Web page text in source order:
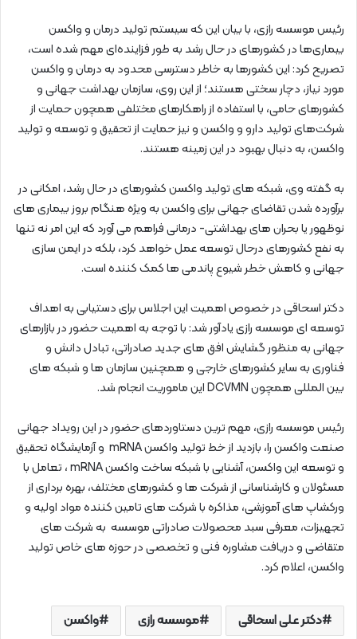
رئیس موسسه رازی، با بیان این که سیستم تولید درمان و واکسن‌
بیماری‌ها در کشور‌های در حال رشد به طور فزاینده‌ای مهم شده است،
تصریح کرد: این کشور‌ها به خاطر دسترسی محدود به درمان و واکسن
مورد نیاز، دچار سختی هستند؛ از این روی، سازمان بهداشت جهانی و
کشور‌های حامی، با استفاده از راهکار‌های مختلفی همچون حمایت از
شرکت‌های تولید دارو و واکسن و نیز حمایت از تحقیق و توسعه و تولید
واکسن،‌ به دنبال بهبود در این زمینه هستند.
به گفته وی، شبکه های تولید واکسن کشورهای در حال رشد، امکانی در
برآورده شدن تقاضای جهانی برای واکسن به ویژه هنگام بروز بیماری های
نوظهور یا بحران های بهداشتی- درمانی فراهم می آورد که این امر نه تنها
به نفع کشورهای درحال توسعه عمل خواهد کرد، بلکه در ایمن سازی
جهانی و کاهش خطر شیوع پاندمی ها کمک کننده است.
دکتر اسحاقی در خصوص اهمیت این اجلاس برای دستیابی به اهداف
توسعه ای موسسه رازی یادآور شد: با توجه به اهمیت حضور در بازارهای
جهانی به منظور گشایش افق های جدید صادراتی، تبادل دانش و
فناوری به سایر کشورهای خارجی و همچنین سازمان ها و شبکه های
بین المللی همچونDCVMNاین ماموریت انجام شد.
رئیس موسسه رازی، مهم ترین دستاوردهای حضور در این رویداد جهانی
صنعت واکسن را، بازدید از خط تولید واکسنmRNA و آزمایشگاه تحقیق
و توسعه این واکسن، آشنایی با شبکه ساخت واکسنmRNA، تعامل با
مسئولان و کارشناسانی از شرکت ها و کشورهای مختلف، بهره برداری از
ورکشاپ های آموزشی، مذاکره با شرکت های تامین کننده مواد اولیه و
تجهیزات، معرفی سبد محصولات صادراتی موسسه به شرکت های
متقاضی و دریافت مشاوره فنی و تخصصی در حوزه های خاص تولید
واکسن، اعلام کرد.
دکتر علی اسحاقی موسسه رازی واکسن